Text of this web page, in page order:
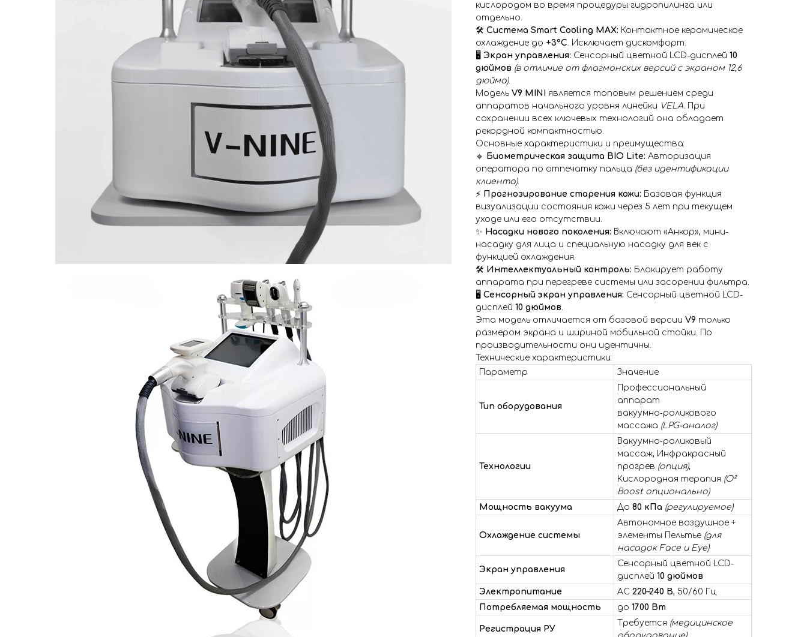
кислородом во время процедуры гидропилинга или
отдельно.
🛠️ Система Smart Cooling MAX: Контактное керамическое
охлаждение до +3°C. Исключает дискомфорт.
🖥️ Экран управления: Сенсорный цветной LCD-дисплей 10
дюймов (в отличие от флагманских версий с экраном 12,6
дюйма).
Модель V9 MINI является топовым решением среди
аппаратов начального уровня линейки VELA. При
сохранении всех ключевых технологий она обладает
рекордной компактностью.
Основные характеристики и преимущества:
🔹 Биометрическая защита BIO Lite: Авторизация
оператора по отпечатку пальца (без идентификации
клиента).
⚡️ Прогнозирование старения кожи: Базовая функция
визуализации состояния кожи через 5 лет при текущем
уходе или его отсутствии.
✨ Насадки нового поколения: Включают «Анкор», мини-
насадку для лица и специальную насадку для век с
функцией охлаждения.
🛠️ Интеллектуальный контроль: Блокирует работу
аппарата при перегреве системы или засорении фильтра.
🖥️ Сенсорный экран управления: Сенсорный цветной LCD-
дисплей 10 дюймов.
Эта модель отличается от базовой версии V9 только
размером экрана и шириной мобильной стойки. По
производительности они идентичны.
Технические характеристики:
Параметр
Значение
Тип оборудования
Профессиональный
аппарат
вакуумно‑роликового
массажа (LPG-аналог)
Технологии
Вакуумно‑роликовый
массаж, Инфракрасный
прогрев (опция),
Кислородная терапия (O²
Boost опционально)
Мощность вакуума
До 80 кПа (регулируемое)
Охлаждение системы
Автономное воздушное +
элементы Пельтье (для
насадок Face и Eye)
Экран управления
Сенсорный цветной LCD-
дисплей 10 дюймов
Электропитание
AC 220–240 В, 50/60 Гц
Потребляемая мощность
до 1700 Вт
Регистрация РУ
Требуется (медицинское